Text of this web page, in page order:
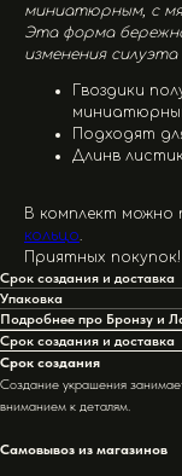
миниатюрным, с
Эта форма
изменения
Гвоздики
Подходят
Длинв
В комплект можно
кольцо.
Приятных покупок!
Срок создания и доставка
Упаковка
Подробнее про Бронзу и
Срок создания и доставка
Срок создания
Создание украшения
вниманием к деталям.
Самовывоз из магазинов